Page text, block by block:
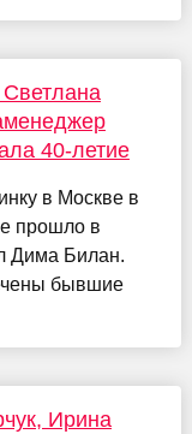
40-летие
в Москве в
прошло в
Дима Билан.
бывшие
Ирина